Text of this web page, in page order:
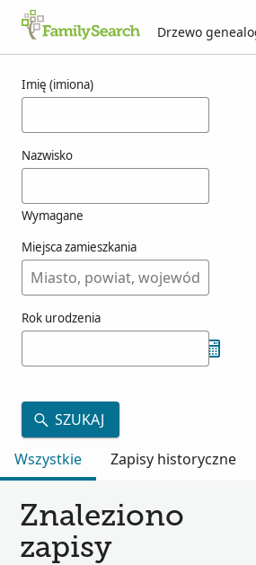
Drzewo
Imię (imiona)
Nazwisko
Wymagane
Miejsca zamieszkania
Rok urodzenia
SZUKAJ
Wszystkie
Zapisy historyczne
Znaleziono
zapisy